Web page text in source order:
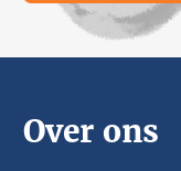
Over ons